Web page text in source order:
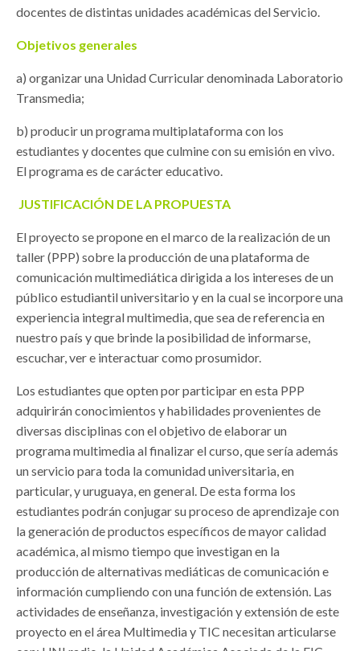
docentes de distintas unidades académicas del Servicio.
Objetivos generales
a) organizar una Unidad Curricular denominada Laboratorio
Transmedia;
b) producir un programa multiplataforma con los
estudiantes y docentes que culmine con su emisión en vivo.
El programa es de carácter educativo.
JUSTIFICACIÓN DE LA PROPUESTA
El proyecto se propone en el marco de la realización de un
taller (PPP) sobre la producción de una plataforma de
comunicación multimediática dirigida a los intereses de un
público estudiantil universitario y en la cual se incorpore una
experiencia integral multimedia, que sea de referencia en
nuestro país y que brinde la posibilidad de informarse,
escuchar, ver e interactuar como prosumidor.
Los estudiantes que opten por participar en esta PPP
adquirirán conocimientos y habilidades provenientes de
diversas disciplinas con el objetivo de elaborar un
programa multimedia al finalizar el curso, que sería además
un servicio para toda la comunidad universitaria, en
particular, y uruguaya, en general. De esta forma los
estudiantes podrán conjugar su proceso de aprendizaje con
la generación de productos específicos de mayor calidad
académica, al mismo tiempo que investigan en la
producción de alternativas mediáticas de comunicación e
información cumpliendo con una función de extensión. Las
actividades de enseñanza, investigación y extensión de este
proyecto en el área Multimedia y TIC necesitan articularse